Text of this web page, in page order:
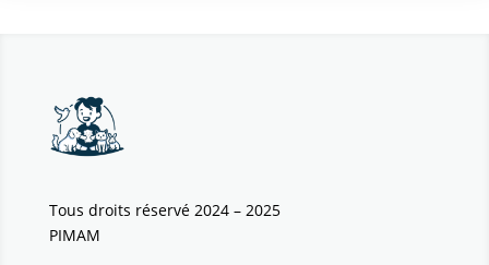
Tous droits réservé 2024 – 2025
PIMAM